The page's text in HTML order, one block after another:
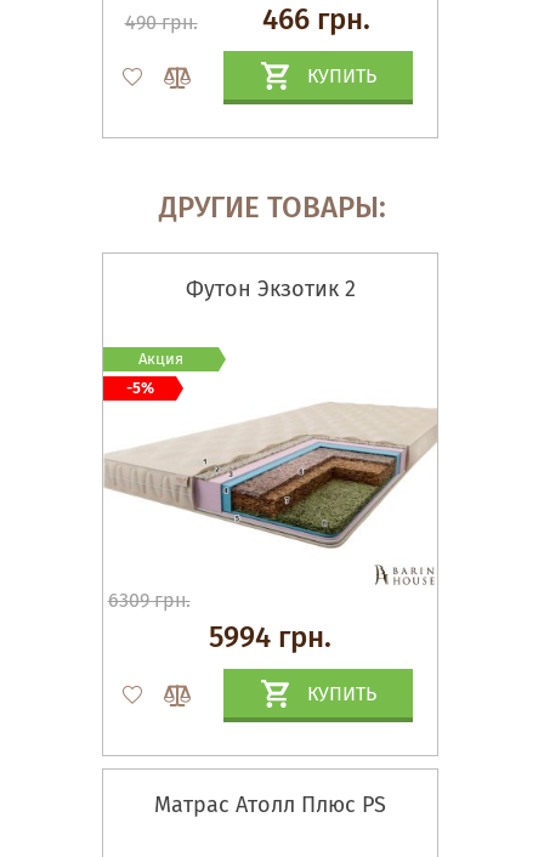
490 грн. 466 грн.
КУПИТЬ
ДРУГИЕ ТОВАРЫ:
Футон Экзотик 2
6309 грн.
5994 грн.
КУПИТЬ
Акция
-5%
Матрас Атолл Плюс PS